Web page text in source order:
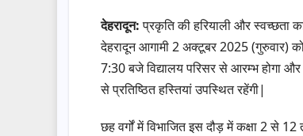
देहरादून:प्रकृति की हरियाली और स्वच्छता
देहरादून आगामी 2 अक्टूबर 2025 (गुरुवार)
7:30 बजे विद्यालय परिसर से आरम्भ होगा और
से प्रतिष्ठित हस्तियां उपस्थित रहेंगी|
छह वर्गों में विभाजित इस दौड़ में कक्षा 2 से